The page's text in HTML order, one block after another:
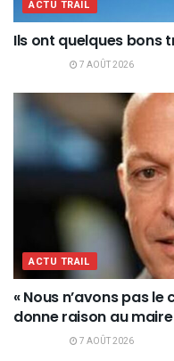
ACTU TRAIL
Ils ont quelques bons
7 AOÛT 2026
ACTU TRAIL
« Nous n’avons pas le
donne raison au
7 AOÛT 2026